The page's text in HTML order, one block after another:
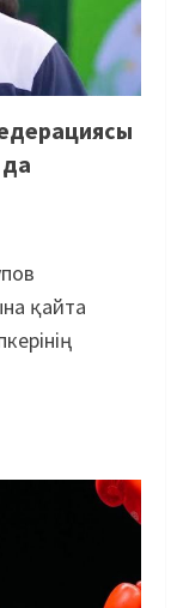
қайта